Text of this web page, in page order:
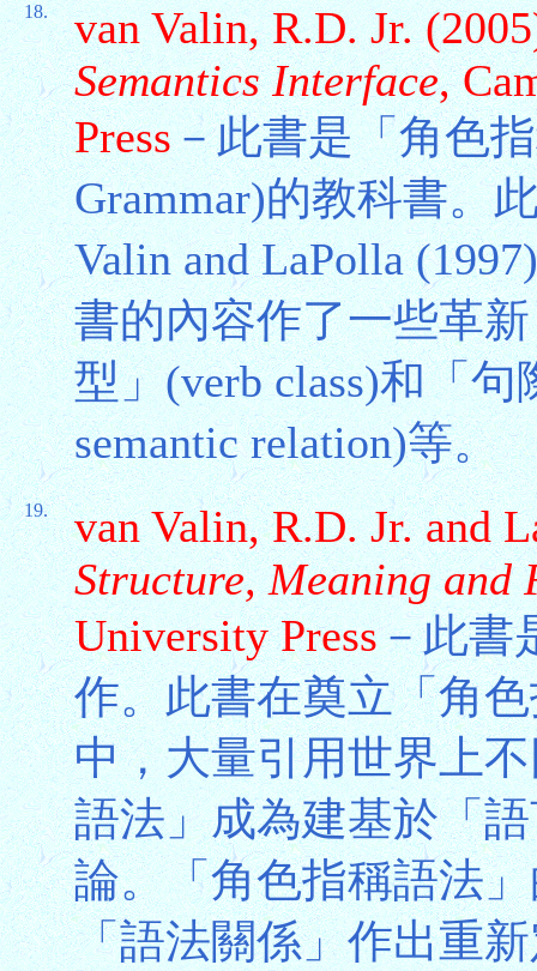
18.
van Valin, R.D. Jr.
Semantics Interface,
Press－此書是「角色
Grammar)的教科書。
Valin and LaPolla
書的內容作了一些革
型」(verb class)和「
semantic relation)等。
19.
van Valin, R.D. Jr. and
Structure, Meaning and
University Press－此書
作。此書在奠立「角
中，大量引用世界上
語法」成為建基於「
論。「角色指稱語法
「語法關係」作出重